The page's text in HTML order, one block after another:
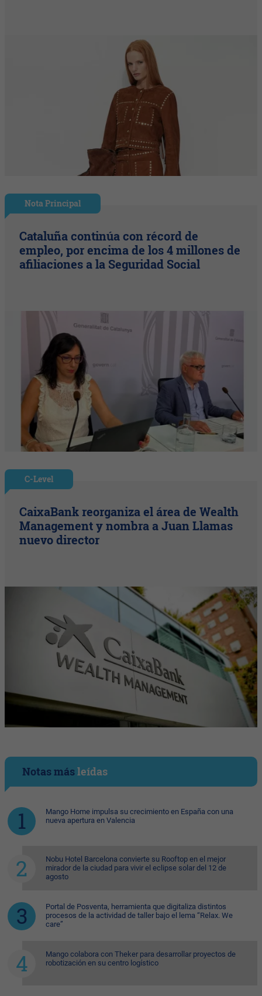
Nota Principal
Cataluña continúa con récord de
empleo, por encima de los 4 millones de
afiliaciones a la Seguridad Social
C-Level
CaixaBank reorganiza el área de Wealth
Management y nombra a Juan Llamas
nuevo director
Notas másleídas
Mango Home impulsa su crecimiento en España con una
nueva apertura en Valencia
Nobu Hotel Barcelona convierte su Rooftop en el mejor
mirador de la ciudad para vivir el eclipse solar del 12 de
agosto
Portal de Posventa, herramienta que digitaliza distintos
procesos de la actividad de taller bajo el lema “Relax. We
care”
Mango colabora con Theker para desarrollar proyectos de
robotización en su centro logístico